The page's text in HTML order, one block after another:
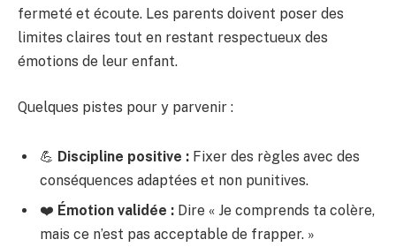
fermeté et écoute. Les parents doivent poser des
limites claires tout en restant respectueux des
émotions de leur enfant.
Quelques pistes pour y parvenir :
💪 Discipline positive : Fixer des règles avec des
conséquences adaptées et non punitives.
❤️ Émotion validée : Dire « Je comprends ta colère,
mais ce n’est pas acceptable de frapper. »